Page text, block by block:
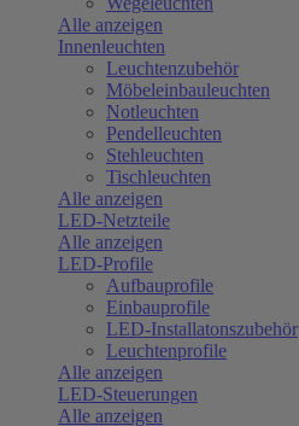
Alle anzeigen
Innenleuchten
Leuchtenzubehör
Möbeleinbauleuchten
Notleuchten
Pendelleuchten
Stehleuchten
Tischleuchten
Alle anzeigen
LED-Netzteile
Alle anzeigen
LED-Profile
Aufbauprofile
Einbauprofile
LED-Installatonszubehör
Leuchtenprofile
Alle anzeigen
LED-Steuerungen
Alle anzeigen